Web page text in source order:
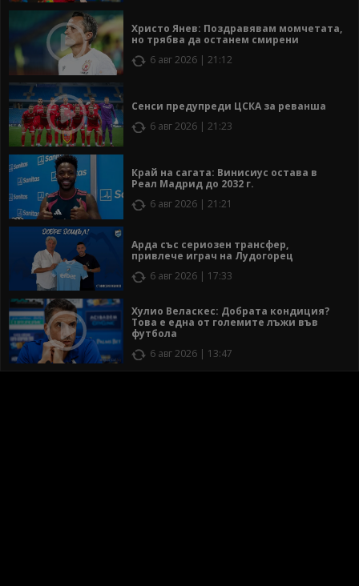
Христо Янев: Поздравявам момчетата,
но трябва да останем смирени
6 авг 2026 | 21:12
Сенси предупреди ЦСКА за реванша
6 авг 2026 | 21:23
Край на сагата: Винисиус остава в
Реал Мадрид до 2032 г.
6 авг 2026 | 21:21
Арда със сериозен трансфер,
привлече играч на Лудогорец
6 авг 2026 | 17:33
Хулио Веласкес: Добрата кондиция?
Това е една от големите лъжи във
футбола
6 авг 2026 | 13:47